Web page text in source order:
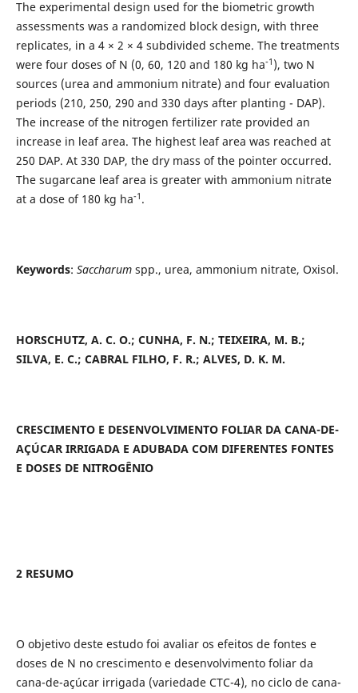
The experimental design used for the biometric growth
assessments was a randomized block design, with three
replicates, in a 4 × 2 × 4 subdivided scheme. The treatments
were four doses of N (0, 60, 120 and 180 kg ha-1 ), two N
sources (urea and ammonium nitrate) and four evaluation
periods (210, 250, 290 and 330 days after planting - DAP).
The increase of the nitrogen fertilizer rate provided an
increase in leaf area. The highest leaf area was reached at
250 DAP. At 330 DAP, the dry mass of the pointer occurred.
The sugarcane leaf area is greater with ammonium nitrate
at a dose of 180 kg ha-1 .
Keywords: Saccharumspp., urea, ammonium nitrate, Oxisol.
HORSCHUTZ, A. C. O.; CUNHA, F. N.; TEIXEIRA, M. B.;
SILVA, E. C.; CABRAL FILHO, F. R.; ALVES, D. K. M.
CRESCIMENTO E DESENVOLVIMENTO FOLIAR DA CANA-DE-
AÇÚCAR IRRIGADA E ADUBADA COM DIFERENTES FONTES
E DOSES DE NITROGÊNIO
2 RESUMO
O objetivo deste estudo foi avaliar os efeitos de fontes e
doses de N no crescimento e desenvolvimento foliar da
cana-de-açúcar irrigada (variedade CTC-4), no ciclo de cana-